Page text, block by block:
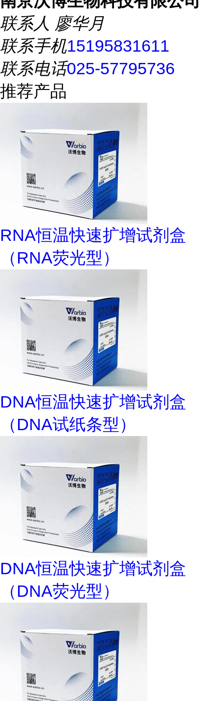
联系人 廖华月
联系手机15195831611
联系电话025-57795736
推荐产品
RNA恒温快速扩增试剂盒
（RNA荧光型）
DNA恒温快速扩增试剂盒
（DNA试纸条型）
DNA恒温快速扩增试剂盒
（DNA荧光型）